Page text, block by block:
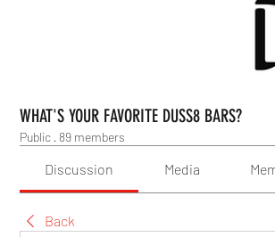
WHAT'S YOUR FAVORITE DUSS8 BARS?
Public · 89 members
Discussion Media
Back